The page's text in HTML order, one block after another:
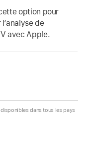
option pour
de
avec Apple.
dans tous les pays